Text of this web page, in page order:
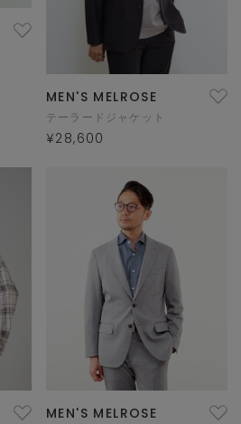
MEN'S MELROSE
テーラードジャケット
¥28,600
MEN'S MELROSE